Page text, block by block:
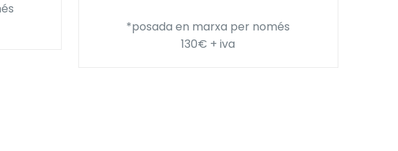
*posada en marxa per només
130€ + iva